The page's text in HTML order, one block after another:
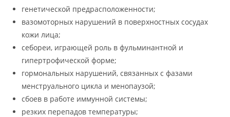
генетической предрасположенности;
вазомоторных нарушений в поверхностных сосудах
кожи лица;
себореи, играющей роль в фульминантной и
гипертрофической форме;
гормональных нарушений, связанных с фазами
менструального цикла и менопаузой;
сбоев в работе иммунной системы;
резких перепадов температуры;